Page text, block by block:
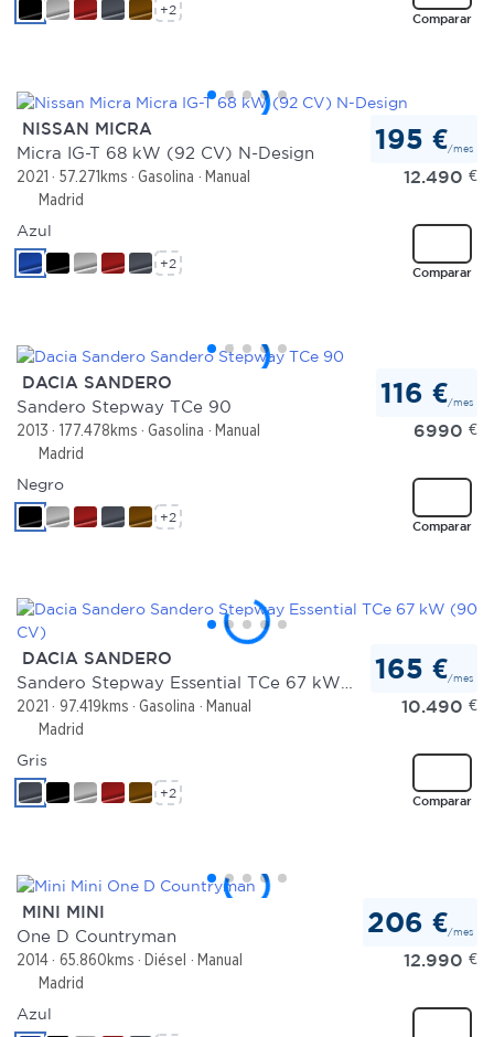
Comparar
+2
NISSAN MICRA
Micra IG-T 68 kW (92 CV) N-Design
2021 57.271kms Gasolina
Manual
Madrid
195 €/mes
12.490 €
Comparar
Azul
+2
DACIA SANDERO
Sandero Stepway TCe 90
2013 177.478kms Gasolina
Manual
Madrid
116 €/mes
6990 €
Comparar
Negro
+2
DACIA SANDERO
2021 97.419kms Gasolina
Manual
Madrid
165 €/mes
10.490 €
Comparar
Gris
+2
MINI MINI
One D Countryman
2014 65.860kms Diésel
Manual
Madrid
206 €/mes
12.990 €
Azul